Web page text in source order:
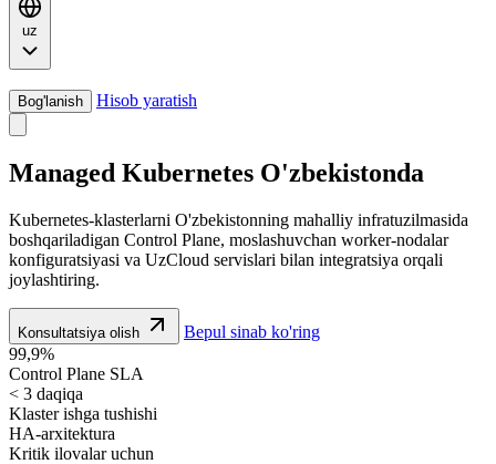
uz
Bog'lanish Hisob yaratish
Managed Kubernetes O'zbekistonda
Kubernetes-klasterlarni O'zbekistonning mahalliy infratuzilmasida
boshqariladigan Control Plane, moslashuvchan worker-nodalar
konfiguratsiyasi va UzCloud servislari bilan integratsiya orqali
joylashtiring.
Konsultatsiya olish
Bepul sinab ko'ring
99,9%
Control Plane SLA
< 3 daqiqa
Klaster ishga tushishi
HA-arxitektura
Kritik ilovalar uchun